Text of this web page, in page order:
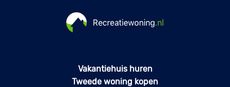
Vakantiehuis huren
Tweede woning kopen